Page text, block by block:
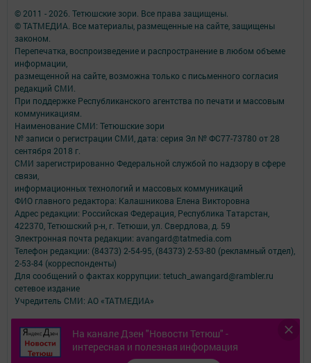
На канале Дзен "Новости Тетюш" -
интересная и полезная информация
© 2011 - 2026. Тетюшские зори. Все права защищены.
© ТАТМЕДИА. Все материалы, размещенные на сайте, защищены
законом.
Перепечатка, воспроизведение и распространение в любом объеме
информации,
размещенной на сайте, возможна только с письменного согласия
редакций СМИ.
При поддержке Республиканского агентства по печати и массовым
коммуникациям.
Наименование СМИ: Тетюшские зори
№ записи о регистрации СМИ, дата: серия Эл № ФС77-73780 от 28
сентября 2018 г.
СМИ зарегистрированно Федеральной службой по надзору в сфере
связи,
информационных технологий и массовых коммуникаций
ФИО главного редактора: Калашникова Елена Викторовна
Адрес редакции: Российская Федерация, Республика Татарстан,
422370, Тетюшский р-н, г. Тетюши, ул. Свердлова, д. 59
Электронная почта редакции: avangard@tatmedia.com
Телефон редакции: (84373) 2-54-95, (84373) 2-53-80 (рекламный отдел),
2-53-84 (корреспонденты)
Для сообщений о фактах коррупции: tetuch_awangard@rambler.ru
сетевое издание
Учредитель СМИ: АО «ТАТМЕДИА»
Антикоррупционная политика
АО «ТАТМЕДИА» использует «cookie»для персонализации сервисов и
удобства пользователей сайтом.